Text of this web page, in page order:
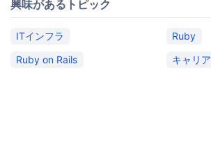
興味があるトピック
ITインフラ
Ruby
Ruby on Rails
キャリア